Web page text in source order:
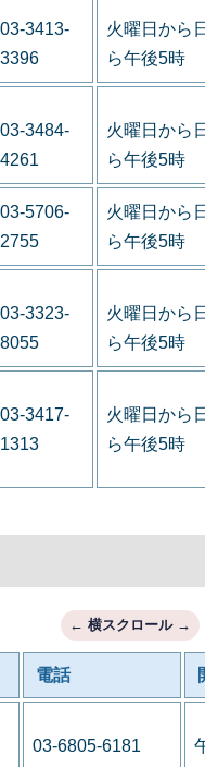
03-3413-
3396
火曜日から
ら午後5時
03-3484-
4261
火曜日から
ら午後5時
03-5706-
2755
火曜日から
ら午後5時
03-3323-
8055
火曜日から
ら午後5時
03-3417-
1313
火曜日から
ら午後5時
電話
03-6805-6181